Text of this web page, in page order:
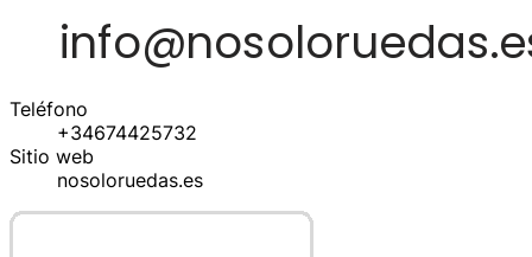
Teléfono
+34674425732
Sitio web
nosoloruedas.es